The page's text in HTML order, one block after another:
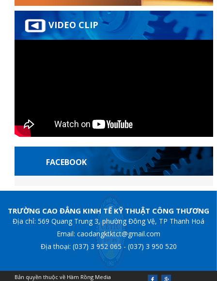
VIDEO CLIP
FACEBOOK
TRƯỜNG CAO ĐẲNG KINH TẾ KỸ THUẬT CÔNG THƯƠNG
Địa chỉ: 569 Quang Trung 3, phường Đông Vệ, TP Thanh Hoá
Email: caodangktktct@gmail.com
Địa thoại: (037) 3 952 065 - (037) 3 950 520
Bản quyền thuộc về Hàm Rồng Media
Jojobet Girişgrandpashabet